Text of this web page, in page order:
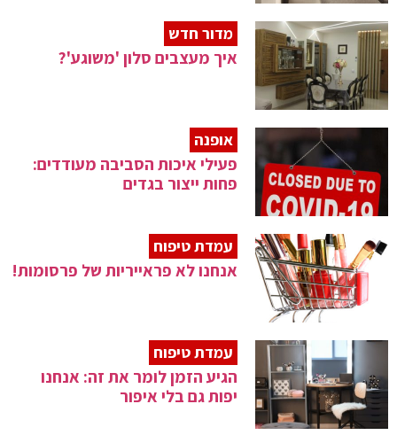
מדור חדש
איך מעצבים סלון 'משוגע'?
אופנה
פעילי איכות הסביבה מעודדים:
פחות ייצור בגדים
עמדת טיפוח
אנחנו לא פראייריות של פרסומות!
עמדת טיפוח
הגיע הזמן לומר את זה: אנחנו
יפות גם בלי איפור